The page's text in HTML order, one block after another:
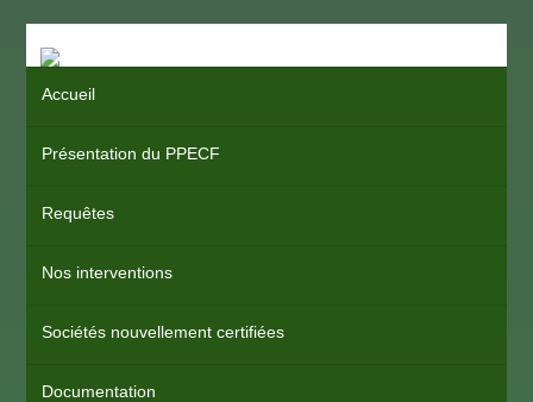
Accueil
Présentation du PPECF
Requêtes
Nos interventions
Sociétés nouvellement certifiées
Documentation